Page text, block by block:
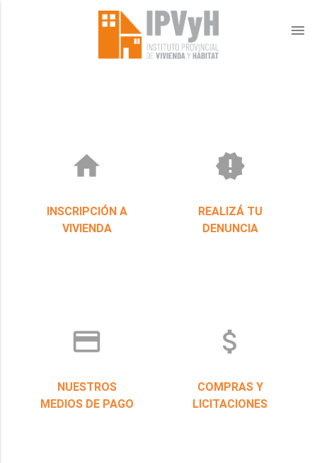
menu
home
INSCRIPCIÓN A
VIVIENDA
new_releases
REALIZÁ TU
DENUNCIA
credit_card
NUESTROS
MEDIOS DE PAGO
attach_money
COMPRAS Y
LICITACIONES